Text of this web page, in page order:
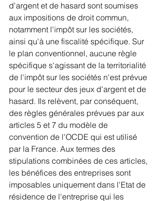
d'argent et de hasard sont soumises
aux impositions de droit commun,
notamment l'impôt sur les sociétés,
ainsi qu'à une fiscalité spécifique. Sur
le plan conventionnel, aucune règle
spécifique s'agissant de la territorialité
de l'impôt sur les sociétés n'est prévue
pour le secteur des jeux d'argent et de
hasard. Ils relèvent, par conséquent,
des règles générales prévues par aux
articles 5 et 7 du modèle de
convention de l'OCDE qui est utilisé
par la France. Aux termes des
stipulations combinées de ces articles,
les bénéfices des entreprises sont
imposables uniquement dans l'Etat de
résidence de l'entreprise qui les